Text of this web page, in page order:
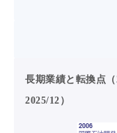
長期業績と転換点
2025/12）